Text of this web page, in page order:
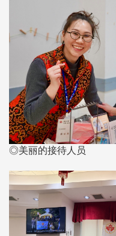
◎美丽的接待人员